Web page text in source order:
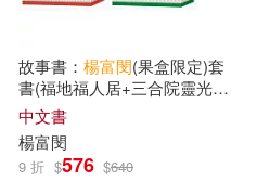
故事書： 楊富閔(果盒限定)套
書(福地福人居+三合院靈光乍
現)(獨家簽名版)
中文書
楊富閔
9 折 $576 $640